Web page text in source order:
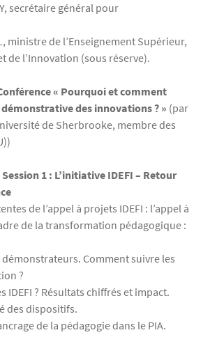
secrétaire général pour
ministre de l’Enseignement Supérieur,
de l’Innovation (sous réserve).
« Pourquoi et comment
des innovations ? » (par
de Sherbrooke, membre des
1 : L’initiative IDEFI – Retour
de l’appel à projets IDEFI : l’appel à
de la transformation pédagogique :
démonstrateurs. Comment suivre les
?
IDEFI ? Résultats chiffrés et impact.
des dispositifs.
de la pédagogie dans le PIA.